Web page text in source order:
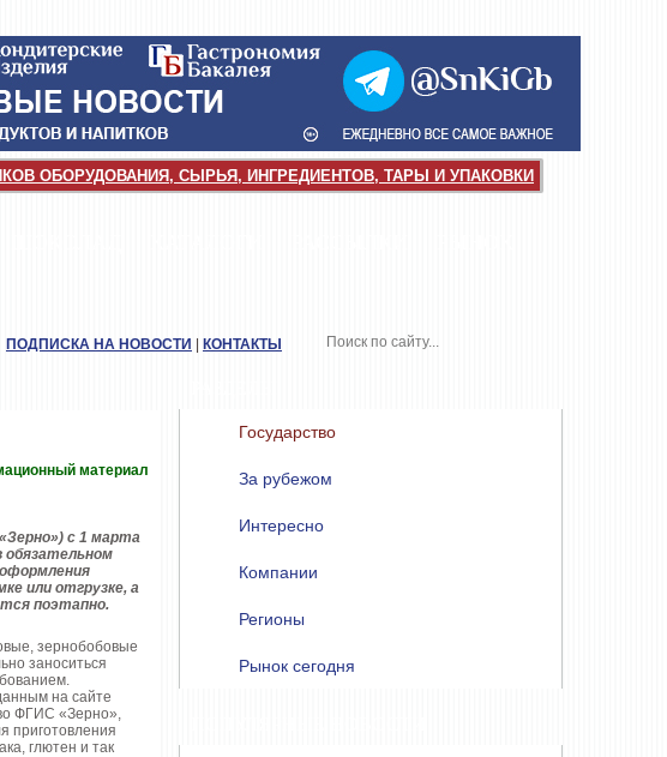
ОБОРУДОВАНИЯ, СЫРЬЯ, ИНГРЕДИЕНТОВ, ТАРЫ И УПАКОВКИ
Государство
За рубежом
Интересно
Компании
Регионы
Рынок сегодня
ПОДПИСКА НА НОВОСТИ КОНТАКТЫ
материал
с 1 марта
обязательном
или отгрузке, а
поэтапно.
зернобобовые
заноситься
на сайте
ФГИС «Зерно»,
приготовления
глютен и так